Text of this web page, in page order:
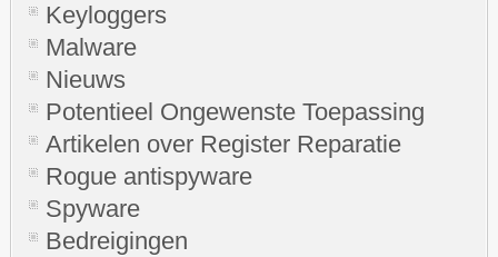
Keyloggers
Malware
Nieuws
Potentieel Ongewenste Toepassing
Artikelen over Register Reparatie
Rogue antispyware
Spyware
Bedreigingen